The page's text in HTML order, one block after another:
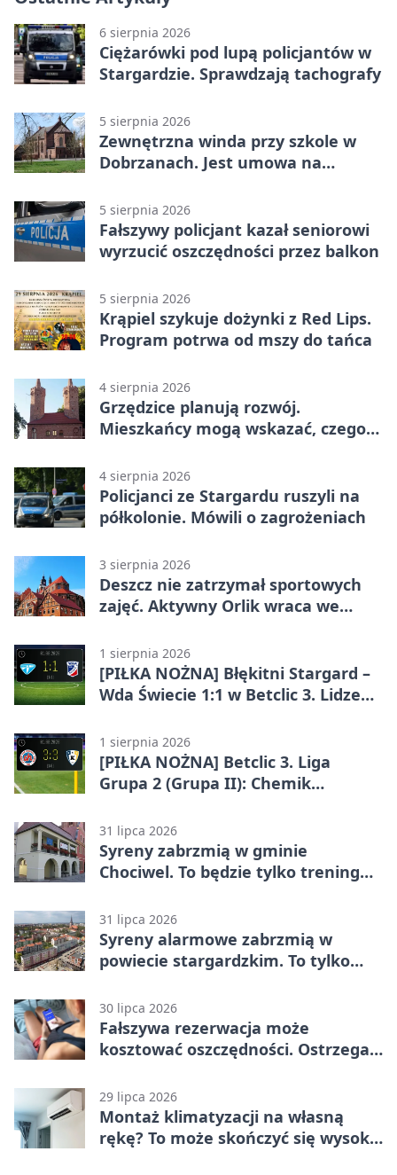
6 sierpnia 2026
Ciężarówki pod lupą policjantów w
Stargardzie. Sprawdzają tachografy
5 sierpnia 2026
Zewnętrzna winda przy szkole w
Dobrzanach. Jest umowa na
5 sierpnia 2026
Fałszywy policjant kazał seniorowi
wyrzucić oszczędności przez balkon
5 sierpnia 2026
Krąpiel szykuje dożynki z Red Lips.
Program potrwa od mszy do tańca
4 sierpnia 2026
Grzędzice planują rozwój.
Mieszkańcy mogą wskazać, czego
4 sierpnia 2026
Policjanci ze Stargardu ruszyli na
półkolonie. Mówili o zagrożeniach
3 sierpnia 2026
Deszcz nie zatrzymał sportowych
zajęć. Aktywny Orlik wraca we
1 sierpnia 2026
[PIŁKA NOŻNA] Błękitni Stargard –
Wda Świecie 1:1 w Betclic 3. Lidze
1 sierpnia 2026
[PIŁKA NOŻNA] Betclic 3. Liga
Grupa 2 (Grupa II): Chemik
Stargard 3:3
31 lipca 2026
Syreny zabrzmią w gminie
Chociwel. To będzie tylko trening
31 lipca 2026
Syreny alarmowe zabrzmią w
powiecie stargardzkim. To tylko
30 lipca 2026
Fałszywa rezerwacja może
kosztować oszczędności. Ostrzega
29 lipca 2026
Montaż klimatyzacji na własną
rękę? To może skończyć się wysoką